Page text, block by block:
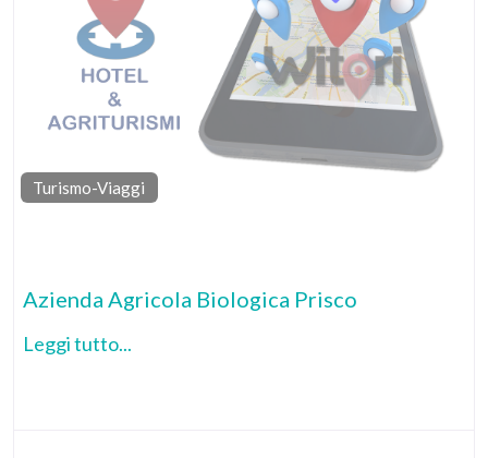
Turismo-Viaggi
Azienda Agricola Biologica Prisco
Leggi tutto...